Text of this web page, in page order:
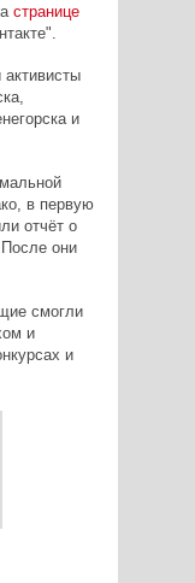
странице
и
в первую
отчёт о
они
смогли
и
и